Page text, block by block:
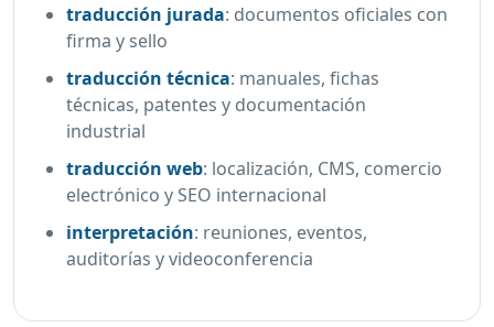
traducción jurada: documentos oficiales con
firma y sello
traducción técnica: manuales, fichas
técnicas, patentes y documentación
industrial
traducción web: localización, CMS, comercio
electrónico y SEO internacional
interpretación: reuniones, eventos,
auditorías y videoconferencia